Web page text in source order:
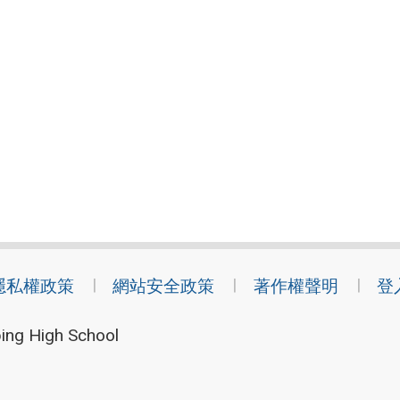
私權政策 網站安全政策 著作權聲明 登
High School